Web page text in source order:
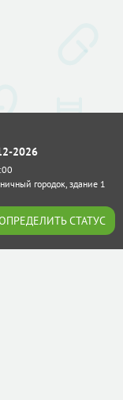
2026
городок, здание 1
СТАТУС